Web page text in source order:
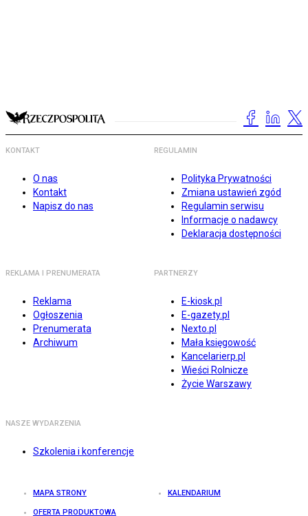
KONTAKT
O nas
Kontakt
Napisz do nas
REGULAMIN
Polityka Prywatności
Zmiana ustawień zgód
Regulamin serwisu
Informacje o nadawcy
Deklaracja dostępności
REKLAMA I PRENUMERATA
Reklama
Ogłoszenia
Prenumerata
Archiwum
PARTNERZY
E-kiosk.pl
E-gazety.pl
Nexto.pl
Mała księgowość
Kancelarierp.pl
Wieści Rolnicze
Życie Warszawy
NASZE WYDARZENIA
Szkolenia i konferencje
MAPA STRONY KALENDARIUM
OFERTA PRODUKTOWA